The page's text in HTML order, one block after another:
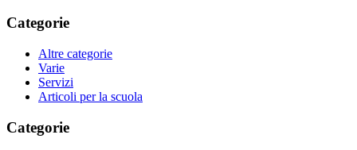
Categorie
Altre categorie
Varie
Servizi
Articoli per la scuola
Categorie